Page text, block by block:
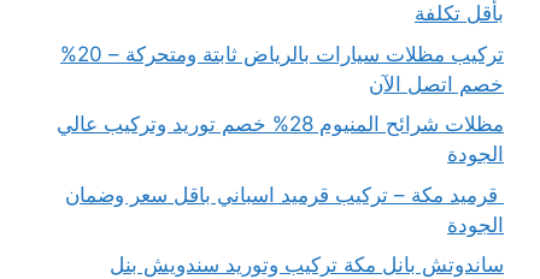
بأقل تكلفة
تركيب مظلات سيارات بالرياض ثابتة ومتحركة – 20%
خصم اتصل الآن
مظلات شرائح المنيوم 28% خصم توريد وتركيب عالي
الجودة
قرميد مكة – تركيب قرميد اسباني باقل سعر وضمان
الجودة
ساندوتش بانل مكة تركيب وتوريد سندويش بنل